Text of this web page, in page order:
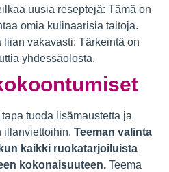
uusia reseptejä: Tämä on
omia kulinaarisia taitoja.
liian vakavasti: Tärkeintä on
yhdessäolosta.
tuoda lisämaustetta ja
illanviettoihin. Teeman valinta
kaikki ruokatarjoiluista
kokonaisuuteen. Teema